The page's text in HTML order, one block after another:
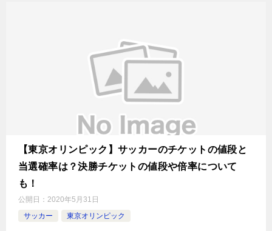
【東京オリンピック】サッカーのチケットの値段と
当選確率は？決勝チケットの値段や倍率について
も！
公開日： 2020年5月31日
サッカー
東京オリンピック